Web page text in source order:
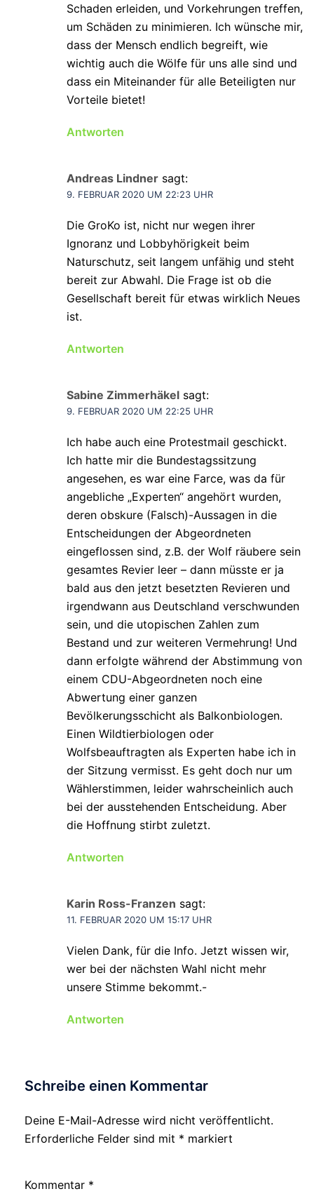
Schaden erleiden, und Vorkehrungen treffen,
um Schäden zu minimieren. Ich wünsche mir,
dass der Mensch endlich begreift, wie
wichtig auch die Wölfe für uns alle sind und
dass ein Miteinander für alle Beteiligten nur
Vorteile bietet!
Antworten
Andreas Lindner sagt:
9. FEBRUAR 2020 UM 22:23 UHR
Die GroKo ist, nicht nur wegen ihrer
Ignoranz und Lobbyhörigkeit beim
Naturschutz, seit langem unfähig und steht
bereit zur Abwahl. Die Frage ist ob die
Gesellschaft bereit für etwas wirklich Neues
ist.
Antworten
Sabine Zimmerhäkel sagt:
9. FEBRUAR 2020 UM 22:25 UHR
Ich habe auch eine Protestmail geschickt.
Ich hatte mir die Bundestagssitzung
angesehen, es war eine Farce, was da für
angebliche „Experten“ angehört wurden,
deren obskure (Falsch)-Aussagen in die
Entscheidungen der Abgeordneten
eingeflossen sind, z.B. der Wolf räubere sein
gesamtes Revier leer – dann müsste er ja
bald aus den jetzt besetzten Revieren und
irgendwann aus Deutschland verschwunden
sein, und die utopischen Zahlen zum
Bestand und zur weiteren Vermehrung! Und
dann erfolgte während der Abstimmung von
einem CDU-Abgeordneten noch eine
Abwertung einer ganzen
Bevölkerungsschicht als Balkonbiologen.
Einen Wildtierbiologen oder
Wolfsbeauftragten als Experten habe ich in
der Sitzung vermisst. Es geht doch nur um
Wählerstimmen, leider wahrscheinlich auch
bei der ausstehenden Entscheidung. Aber
die Hoffnung stirbt zuletzt.
Antworten
Karin Ross-Franzen sagt:
11. FEBRUAR 2020 UM 15:17 UHR
Vielen Dank, für die Info. Jetzt wissen wir,
wer bei der nächsten Wahl nicht mehr
unsere Stimme bekommt.-
Antworten
Schreibe einen Kommentar
Deine E-Mail-Adresse wird nicht veröffentlicht.
Erforderliche Felder sind mit * markiert
Kommentar *